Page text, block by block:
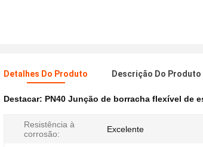
Detalhes Do Produto Descrição Do Produto
Destacar: PN40 Junção de borracha flexível de
Resistência à
corrosão:
Excelente